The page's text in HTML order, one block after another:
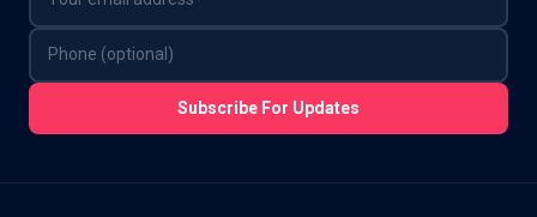
Subscribe For Updates